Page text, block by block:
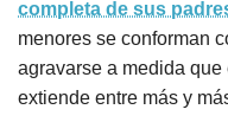
completa de sus
menores se conforman
agravarse a medida
extiende entre más y